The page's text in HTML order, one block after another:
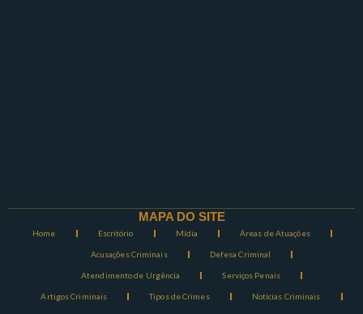
MAPA DO SITE
Home Escritório Mídia Áreas de Atuações
Acusações Criminais Defesa Criminal
Atendimento de Urgência Serviços Penais
Artigos Criminais Tipos de Crimes Notícias Criminais